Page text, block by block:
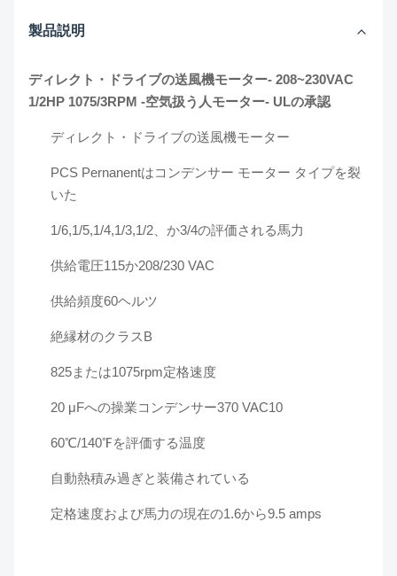
製品説明
ディレクト・ドライブの送風機モーター- 208~230VAC
1/2HP 1075/3RPM -空気扱う人モーター- ULの承認
ディレクト・ドライブの送風機モーター
PCS Pernanentはコンデンサー モーター タイプを裂
いた
1/6,1/5,1/4,1/3,1/2、か3/4の評価される馬力
供給電圧115か208/230 VAC
供給頻度60ヘルツ
絶縁材のクラスB
825または1075rpm定格速度
20 μFへの操業コンデンサー370 VAC10
60℃/140℉を評価する温度
自動熱積み過ぎと装備されている
定格速度および馬力の現在の1.6から9.5 amps